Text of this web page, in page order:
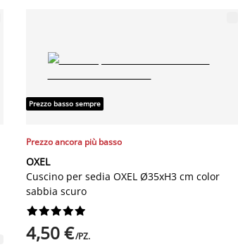
Prezzo basso sempre
Prezzo ancora più basso
OXEL
Cuscino per sedia OXEL Ø35xH3 cm color
sabbia scuro






4,50 €/PZ.